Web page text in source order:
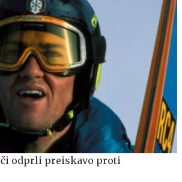
odprli preiskavo proti